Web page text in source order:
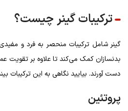
ترکیبات گینر چیست؟
گینر شامل ترکیبات منحصر به فرد و
بدنسازان کمک می‌کند تا علاوه بر تقویت
دست آورند. بیایید نگاهی به این ترکیبات
پروتئین